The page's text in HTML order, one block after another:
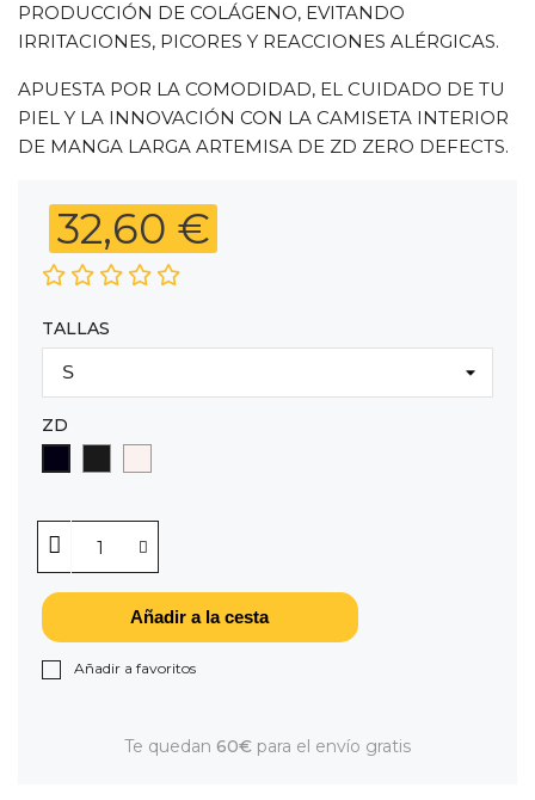
PRODUCCIÓN DE COLÁGENO, EVITANDO
IRRITACIONES, PICORES Y REACCIONES ALÉRGICAS.
APUESTA POR LA COMODIDAD, EL CUIDADO DE TU
PIEL Y LA INNOVACIÓN CON LA CAMISETA INTERIOR
DE MANGA LARGA ARTEMISA DE ZD ZERO DEFECTS.
32,60 €
TALLAS
ZD
Añadir a la cesta
Añadir a favoritos
Te quedan 60€ para el envío gratis